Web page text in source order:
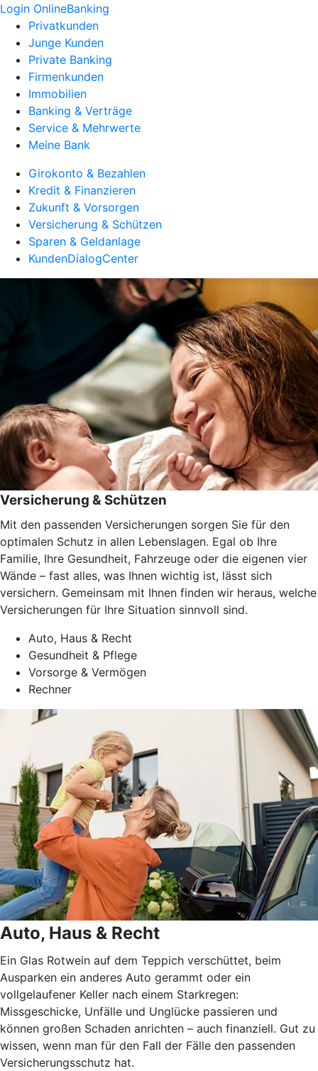
Login OnlineBanking
Privatkunden
Junge Kunden
Private Banking
Firmenkunden
Immobilien
Banking & Verträge
Service & Mehrwerte
Meine Bank
Girokonto & Bezahlen
Kredit & Finanzieren
Zukunft & Vorsorgen
Versicherung & Schützen
Sparen & Geldanlage
KundenDialogCenter
Versicherung & Schützen
Mit den passenden Versicherungen sorgen Sie für den
optimalen Schutz in allen Lebenslagen. Egal ob Ihre
Familie, Ihre Gesundheit, Fahrzeuge oder die eigenen vier
Wände – fast alles, was Ihnen wichtig ist, lässt sich
versichern. Gemeinsam mit Ihnen finden wir heraus, welche
Versicherungen für Ihre Situation sinnvoll sind.
Auto, Haus & Recht
Gesundheit & Pflege
Vorsorge & Vermögen
Rechner
Auto, Haus & Recht
Ein Glas Rotwein auf dem Teppich verschüttet, beim
Ausparken ein anderes Auto gerammt oder ein
vollgelaufener Keller nach einem Starkregen:
Missgeschicke, Unfälle und Unglücke passieren und
können großen Schaden anrichten – auch finanziell. Gut zu
wissen, wenn man für den Fall der Fälle den passenden
Versicherungsschutz hat.